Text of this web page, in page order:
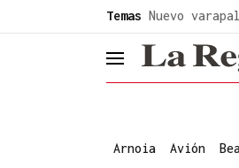
Temas Nuevo
header.menu.open
Arnoia Avión